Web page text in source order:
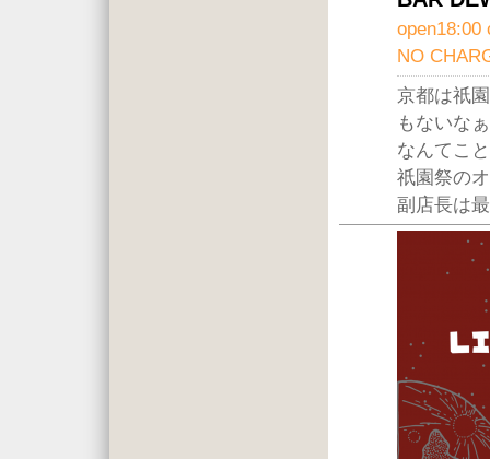
open18:00
NO
京都は祇
もないな
なんてこ
祇園祭の
副店長は